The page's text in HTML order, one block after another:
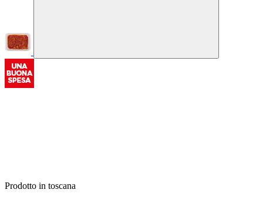
Prodotto in toscana